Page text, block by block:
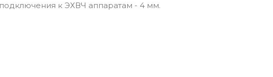
к ЭХВЧ аппаратам - 4 мм.